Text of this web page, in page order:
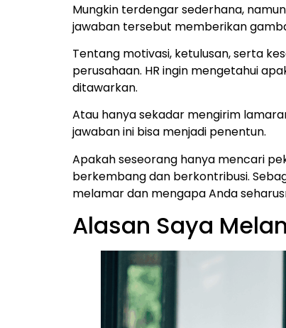
Mungkin terdengar sederhana,
jawaban tersebut memberikan
Tentang motivasi, ketulusan, serta
perusahaan. HR ingin mengetahui
ditawarkan.
Atau hanya sekadar mengirim
jawaban ini bisa menjadi penentun.
Apakah seseorang hanya mencari
berkembang dan berkontribusi.
melamar dan mengapa Anda
Alasan Saya